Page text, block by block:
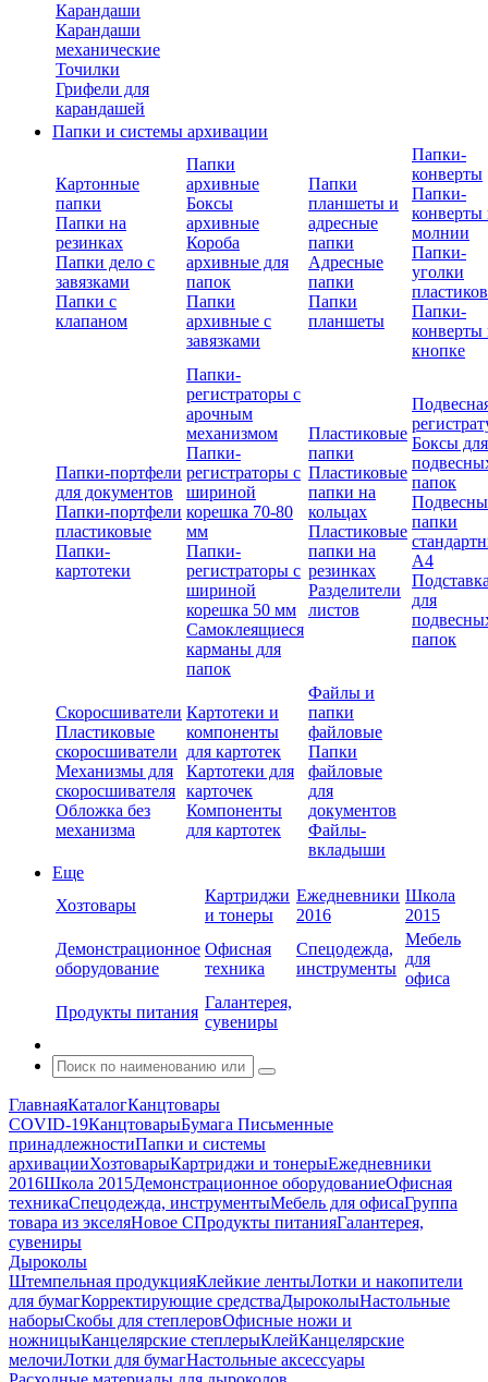
Карандаши
Карандаши
механические
Точилки
Грифели для
карандашей
Папки и системы архивации
Картонные
папки
Папки на
резинках
Папки дело с
завязками
Папки с
клапаном
Папки
архивные
Боксы
архивные
Короба
архивные для
папок
Папки
архивные с
завязками
Папки
планшеты и
адресные
папки
Адресные
папки
Папки
планшеты
Папки-
конверты
Папки-
конверты
молнии
Папки-
уголки
Папки-
конверты
кнопке
Папки-портфели
для документов
Папки-портфели
пластиковые
Папки-
картотеки
Папки-
регистраторы с
арочным
механизмом
Папки-
регистраторы с
шириной
корешка 70-80
мм
Папки-
регистраторы с
шириной
корешка 50 мм
Самоклеящиеся
карманы для
папок
Пластиковые
папки
Пластиковые
папки на
кольцах
Пластиковые
папки на
резинках
Разделители
листов
Боксы для
папок
папки
А4
для
папок
Скоросшиватели
Пластиковые
скоросшиватели
Механизмы для
скоросшивателя
Обложка без
механизма
Картотеки и
компоненты
для картотек
Картотеки для
карточек
Компоненты
для картотек
Файлы и
папки
файловые
Папки
файловые
для
документов
Файлы-
вкладыши
Еще
Хозтовары
Картриджи
и тонеры
Ежедневники
2016
Школа
2015
Демонстрационное
оборудование
Офисная
техника
Спецодежда,
инструменты
Мебель
для
офиса
Продукты питания
Галантерея,
сувениры
ГлавнаяКаталогКанцтовары
COVID-19КанцтоварыБумага Письменные
принадлежностиПапки и системы
архивацииХозтоварыКартриджи и тонерыЕжедневники
2016Школа 2015Демонстрационное оборудованиеОфисная
техникаСпецодежда, инструментыМебель для офисаГруппа
товара из экселяНовое СПродукты питанияГалантерея,
сувениры
Дыроколы
Штемпельная продукцияКлейкие лентыЛотки и накопители
для бумагКорректирующие средстваДыроколыНастольные
наборыСкобы для степлеровОфисные ножи и
ножницыКанцелярские степлерыКлейКанцелярские
мелочиЛотки для бумагНастольные аксессуары